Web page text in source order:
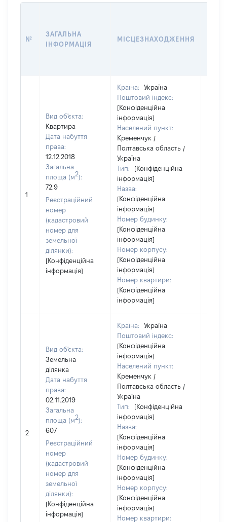
№
ЗАГАЛЬНА
ІНФОРМАЦІЯ
МІСЦЕЗНАХОДЖЕННЯ
1
Вид об'єкта:
Квартира
Дата набуття
права:
12.12.2018
Загальна
площа (м2):
72.9
Реєстраційний
номер
(кадастровий
номер для
земельної
ділянки):
[Конфіденційна
інформація]
Країна:
Україна
Поштовий індекс:
[Конфіденційна
інформація]
Населений пункт:
Кременчук /
Полтавська область /
Україна
Тип:
[Конфіденційна
інформація]
Назва:
[Конфіденційна
інформація]
Номер будинку:
[Конфіденційна
інформація]
Номер корпусу:
[Конфіденційна
інформація]
Номер квартири:
[Конфіденційна
інформація]
2
Вид об'єкта:
Земельна
ділянка
Дата набуття
права:
02.11.2019
Загальна
площа (м2):
607
Реєстраційний
номер
(кадастровий
номер для
земельної
ділянки):
[Конфіденційна
інформація]
Країна:
Україна
Поштовий індекс:
[Конфіденційна
інформація]
Населений пункт:
Кременчук /
Полтавська область /
Україна
Тип:
[Конфіденційна
інформація]
Назва:
[Конфіденційна
інформація]
Номер будинку:
[Конфіденційна
інформація]
Номер корпусу:
[Конфіденційна
інформація]
Номер квартири: